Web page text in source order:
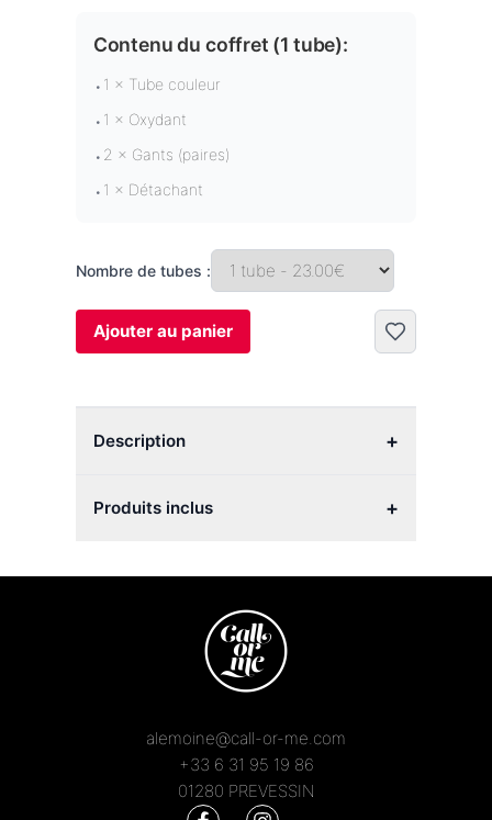
Contenu du coffret (1 tube):
• 1 × Tube couleur
• 1 × Oxydant
• 2 × Gants (paires)
• 1 × Détachant
Nombre de tubes :
Ajouter au panier
Description +
Produits inclus +
alemoine@call-or-me.com
+33 6 31 95 19 86
01280 PREVESSIN